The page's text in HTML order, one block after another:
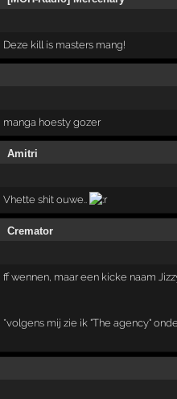
Deze kill is masters mang!
manga hoesty gozer
Amitri
Vhette shit ouwe..
Cremator
ff wennen, maar een kicke naam
*volgens mij zie ik "The agency"